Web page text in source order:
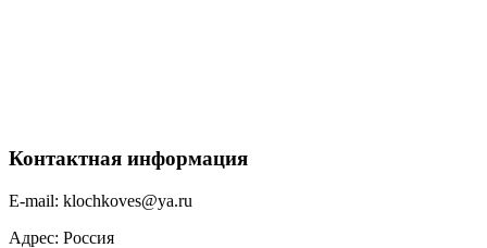
Контактная информация
E-mail: klochkoves@ya.ru
Адрес: Россия